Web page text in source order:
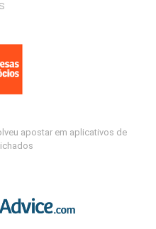
apostar em aplicativos de